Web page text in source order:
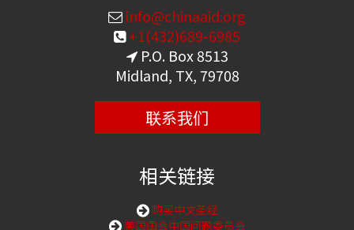
info@chinaaid.org
+1(432)689-6985
P.O. Box 8513
Midland, TX, 79708
联系我们
相关链接
购买中文圣经
美国国会中国问题委员会